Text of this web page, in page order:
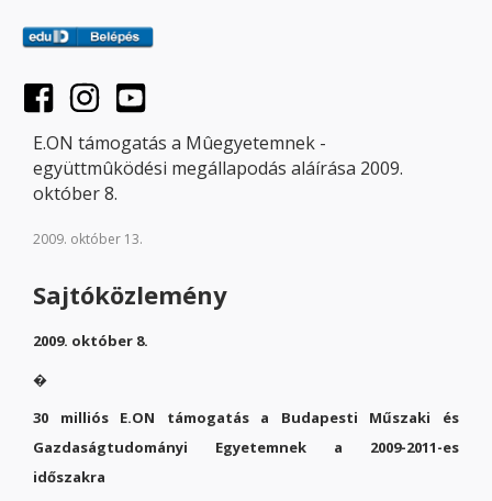
E.ON támogatás a Mûegyetemnek -
együttmûködési megállapodás aláírása 2009.
október 8.
2009. október 13.
Sajtóközlemény
2009. október 8.
�
30 milliós E.ON támogatás a Budapesti Műszaki és
Gazdaságtudományi Egyetemnek a 2009-2011-es
időszakra